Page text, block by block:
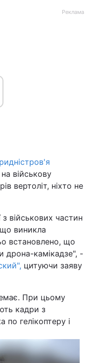
Реклама
військову
вертоліт, ніхто не
з військових частин
виникла
встановлено, що
дрона-камікадзе", -
цитуючи заяву
При цьому
кадри з
по гелікоптеру і